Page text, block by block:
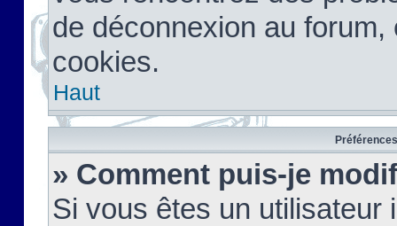
de déconnexion au
cookies.
Haut
» Comment puis-je
Si vous êtes un